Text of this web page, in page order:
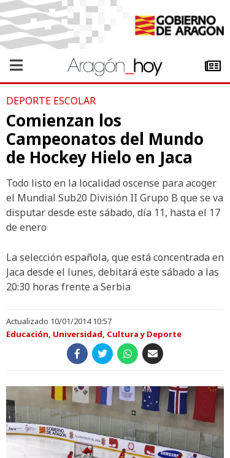
DEPORTE ESCOLAR
Comienzan los
Campeonatos del Mundo
de Hockey Hielo en Jaca
Todo listo en la localidad oscense para acoger
el Mundial Sub20 División II Grupo B que se va
disputar desde este sábado, día 11, hasta el 17
de enero
La selección española, que está concentrada en
Jaca desde el lunes, debitará este sábado a las
20:30 horas frente a Serbia
Actualizado 10/01/2014 10:57
Educación, Universidad, Cultura y Deporte